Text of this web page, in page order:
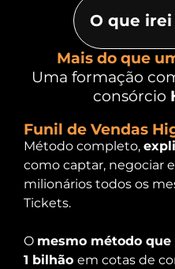
O que
Mais do que
Uma formação
consórcio
Funil de Vendas
Método completo,
como captar, negociar
milionários todos os
Tickets.
O mesmo método
1 bilhão em cotas de